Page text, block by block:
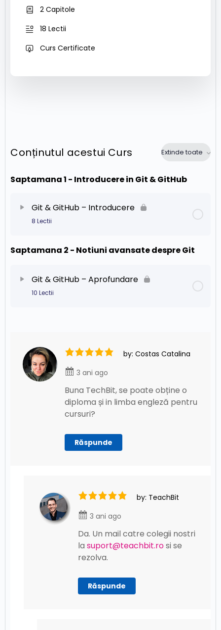
Conținutul acestui Curs Extinde toate
Saptamana 1 - Introducere in Git & GitHub
Git & GitHub – Introducere
8 Lectii
Conținut Capitol 0% Finalizat 0/8 pași
Git – Versionarea
Git – Flow
Git – Pull-Push
Git – Conflicte
Git – Branch
Saptamana 2 - Notiuni avansate despre Git
Git & GitHub – Aprofundare
10 Lectii
Git – Stash
Git – Ignore
Git – Discard
Git – Git in vsCode
Git – git-readme
Cheat Sheet-ul oficial Git & GitHub
2 Capitole
18 Lectii
Curs Certificate
by: Costas Catalina
3 ani ago
Buna TechBit, se poate obține o
diploma și in limba engleză pentru
cursuri?
Răspunde
by: TeachBit
3 ani ago
Da. Un mail catre colegii nostri
la suport@teachbit.rosi se
rezolva.
Răspunde